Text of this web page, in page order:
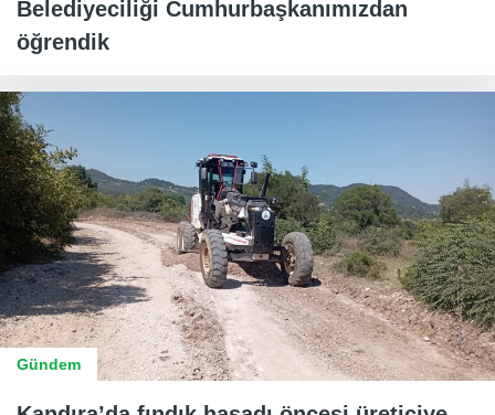
Belediyeciliği Cumhurbaşkanımızdan
öğrendik
Gündem